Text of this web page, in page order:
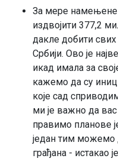
За мере
издвојити 377,2
дакле добити
Србији. Ово је
икад имала за
кажемо да су
које сад
ми је важно да
правимо планове
један тим
грађана - истакао